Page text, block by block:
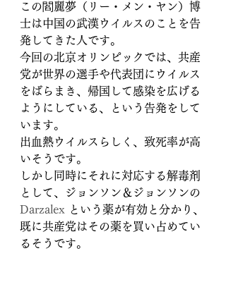
この閻麗夢（リー・メン・ヤン）博
士は中国の武漢ウイルスのことを告
発してきた人です。
今回の北京オリンピックでは、共産
党が世界の選手や代表団にウイルス
をばらまき、帰国して感染を広げる
ようにしている、という告発をして
います。
出血熱ウイルスらしく、致死率が高
いそうです。
しかし同時にそれに対応する解毒剤
として、ジョンソン＆ジョンソンの
Darzalex
という薬が有効と分かり、
既に共産党はその薬を買い占めてい
るそうです。